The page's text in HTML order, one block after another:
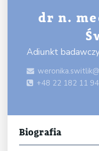
dr n.
Adiunkt
+48 22 182 11 94
Biografia